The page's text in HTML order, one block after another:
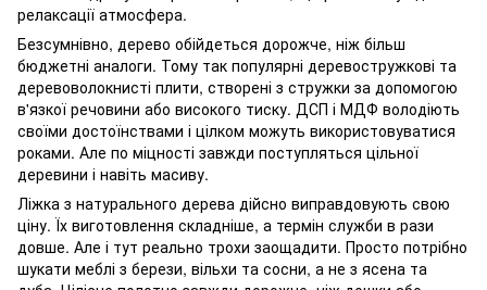
релаксації атмосфера.
Безсумнівно, дерево обійдеться дорожче, ніж більш
бюджетні аналоги. Тому так популярні деревостружкові та
деревоволокнисті плити, створені з стружки за допомогою
в'язкої речовини або високого тиску. ДСП і МДФ володіють
своїми достоїнствами і цілком можуть використовуватися
роками. Але по міцності завжди поступляться цільної
деревини і навіть масиву.
Ліжка з натурального дерева дійсно виправдовують свою
ціну. Їх виготовлення складніше, а термін служби в рази
довше. Але і тут реально трохи заощадити. Просто потрібно
шукати меблі з берези, вільхи та сосни, а не з ясена та